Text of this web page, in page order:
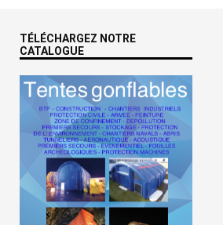
TÉLÉCHARGEZ NOTRE
CATALOGUE